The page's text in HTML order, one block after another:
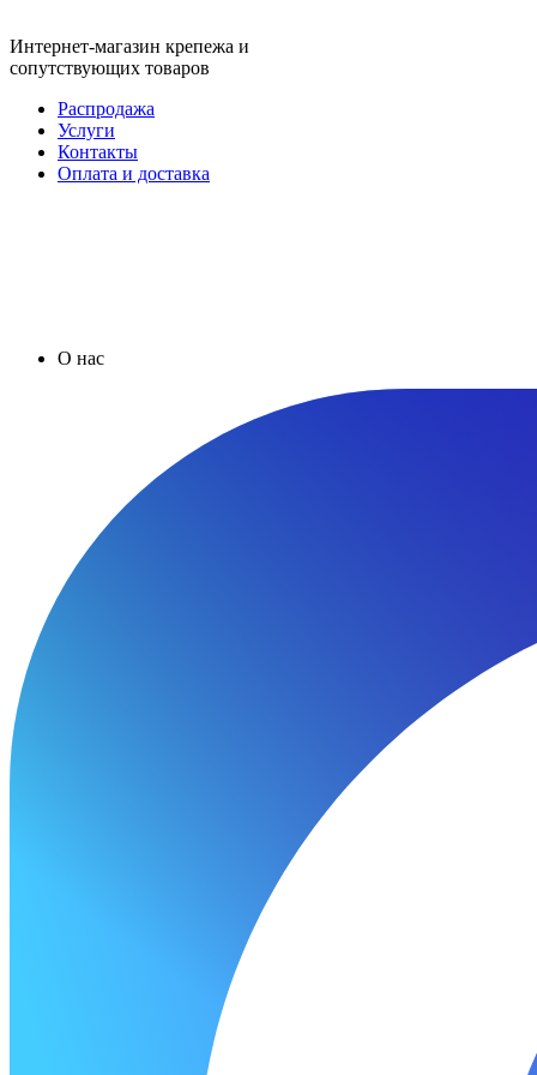
Интернет-магазин крепежа и
сопутствующих товаров
Распродажа
Услуги
Контакты
Оплата и доставка
О нас